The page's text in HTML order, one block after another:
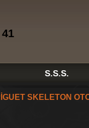
S.S.S.
SKELETON